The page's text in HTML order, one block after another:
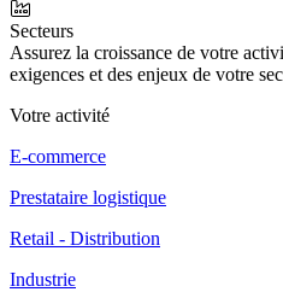
Secteurs
Assurez la croissance de votre
exigences et des enjeux de votre
Votre activité
E-commerce
Prestataire logistique
Retail - Distribution
Industrie